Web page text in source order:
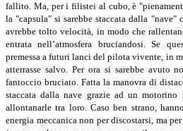
fallito. Ma, per i filistei al cubo, è
la "capsula" si sarebbe staccata dalla "nave"
avrebbe tolto velocità, in modo che
entrata nell’atmosfera bruciandosi. Se
premessa a futuri lanci del pilota vivente, in
atterrasse salvo. Per ora si sarebbe avuto
fantoccio bruciato. Fatta la manovra di
staccata dalla nave grazie ad un
allontanarle tra loro. Caso ben strano,
energia meccanica non per discostarsi, ma